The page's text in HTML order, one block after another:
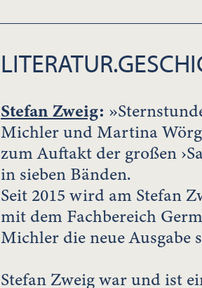
Stefan Zweig:
Michler und Martina
zum Auftakt der großen
in sieben Bänden.
Seit 2015 wird am Stefan
mit dem Fachbereich
Michler die neue Ausgabe
Stefan Zweig war und ist